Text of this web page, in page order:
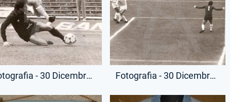
Fotografia - 30 Dicembre 1979 - Campionato Serie A - Lazio-Torino Fotografia - 30 Dicembre 1979 - Campionato Serie A - Lazio-Torino